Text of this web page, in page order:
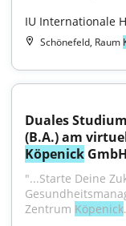
IU Internationale
Schönefeld, Raum
Duales
Köpenick GmbH
"...Starte Deine
Zentrum Köpenick